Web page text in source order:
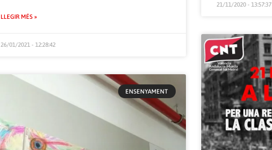
LLEGIR MÉS »
26/01/2021 - 12:28:42
ENSENYAMENT
21/11/2020 - 13:57:37